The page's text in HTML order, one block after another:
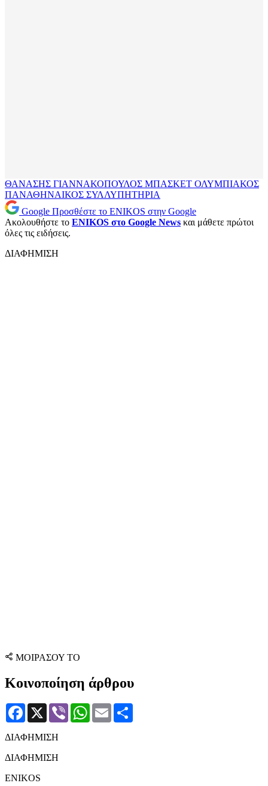
ΘΑΝΑΣΗΣ ΓΙΑΝΝΑΚΟΠΟΥΛΟΣ ΜΠΑΣΚΕΤ ΟΛΥΜΠΙΑΚΟΣ
ΠΑΝΑΘΗΝΑΙΚΟΣ ΣΥΛΛΥΠΗΤΗΡΙΑ
Google Προσθέστε το ENIKOS στην Google
Ακολουθήστε το ENIKOS στο Google News και μάθετε πρώτοι
όλες τις ειδήσεις.
ΔΙΑΦΗΜΙΣΗ
ΜΟΙΡΑΣΟΥ ΤΟ
Κοινοποίηση άρθρου
Facebook
X Viber WhatsApp
Email
ΔΙΑΦΗΜΙΣΗ
ΔΙΑΦΗΜΙΣΗ
ENIKOS